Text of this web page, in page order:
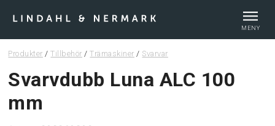
MENY
Webshop
Produkter /Tillbehör /Trämaskiner / Svarvar
Svarvdubb Luna ALC 100
mm